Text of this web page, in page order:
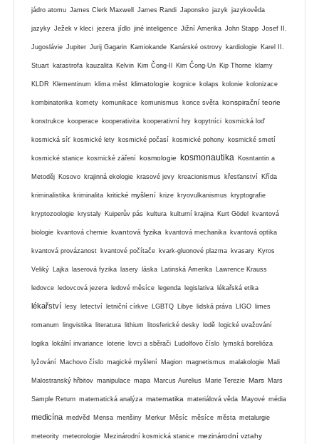
jádro atomu James Clerk Maxwell James Randi Japonsko jazyk jazykověda
jazyky Ježek v kleci jezera jídlo jiné inteligence Jižní Amerika John Stapp Josef II.
Jugoslávie Jupiter Jurij Gagarin Kamiokande Kanárské ostrovy kardiologie Karel II.
Stuart katastrofa kauzalita Kelvin Kim Čong-Il Kim Čong-Un Kip Thorne klamy
KLDR Klementinum klima měst klimatologie kognice kolaps kolonie kolonizace
kombinatorika komety komunikace komunismus konce světa konspirační teorie
konstrukce kooperace kooperativita kooperativní hry kopytníci kosmická loď
kosmická síť kosmické lety kosmické počasí kosmické pohony kosmické smetí
kosmické stanice kosmické záření kosmologie kosmonautika Kosntantin a
Metoděj Kosovo krajinná ekologie krasové jevy kreacionismus křesťanství Křída
kriminalistika kriminalita kritické myšlení krize kryovulkanismus kryptografie
kryptozoologie krystaly Kuiperův pás kultura kulturní krajina Kurt Gödel kvantová
biologie kvantová chemie kvantová fyzika kvantová mechanika kvantová optika
kvantová provázanost kvantové počítače kvark-gluonové plazma kvasary Kyros
Veliký Lajka laserová fyzika lasery láska Latinská Amerika Lawrence Krauss
ledovce ledovcová jezera ledové měsíce legenda legislativa lékařská etika
lékařství lesy letectví letniční církve LGBTQ Libye lidská práva LIGO limes
romanum lingvistika literatura lithium litosferické desky lodě logické uvažování
logika lokální invariance loterie lovci a sběrači Ludolfovo číslo lymská borelióza
lyžování Machovo číslo magické myšlení Magion magnetismus malakologie Mali
Malostranský hřbitov manipulace mapa Marcus Aurelius Marie Terezie Mars Mars
Sample Return matematická analýza matematika materiálová věda Mayové média
medicína medvěd Mensa menšiny Merkur Měsíc měsíce města metalurgie
meteority meteorologie Mezinárodní kosmická stanice mezinárodní vztahy